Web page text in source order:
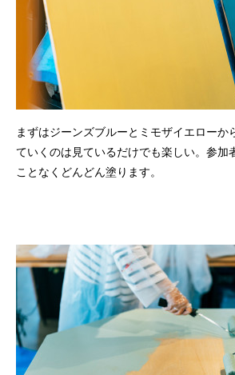
まずはジーンズブルーとミモザイエローか
ていくのは見ているだけでも楽しい。参加
ことなくどんどん塗ります。